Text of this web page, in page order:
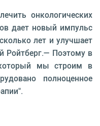
онкологических
дает новый импульс
лет и улучшает
Ройтберг.— Поэтому в
мы строим в
полноценное